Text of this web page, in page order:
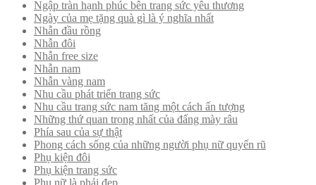
Ngập tràn hạnh phúc bên trang sức yêu thương
Ngày của mẹ tặng quà gì là ý nghĩa nhất
Nhẫn đầu rồng
Nhẫn đôi
Nhẫn free size
Nhẫn nam
Nhẫn vàng nam
Nhu cầu phát triển trang sức
Nhu cầu trang sức nam tăng một cách ấn tượng
Những thứ quan trọng nhất của đấng mày râu
Phía sau của sự thật
Phong cách sống của những người phụ nữ quyến rũ
Phụ kiện đôi
Phụ kiện trang sức
Phụ nữ là phải đẹp